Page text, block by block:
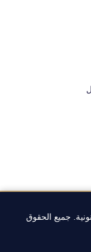
جميع الحقوق